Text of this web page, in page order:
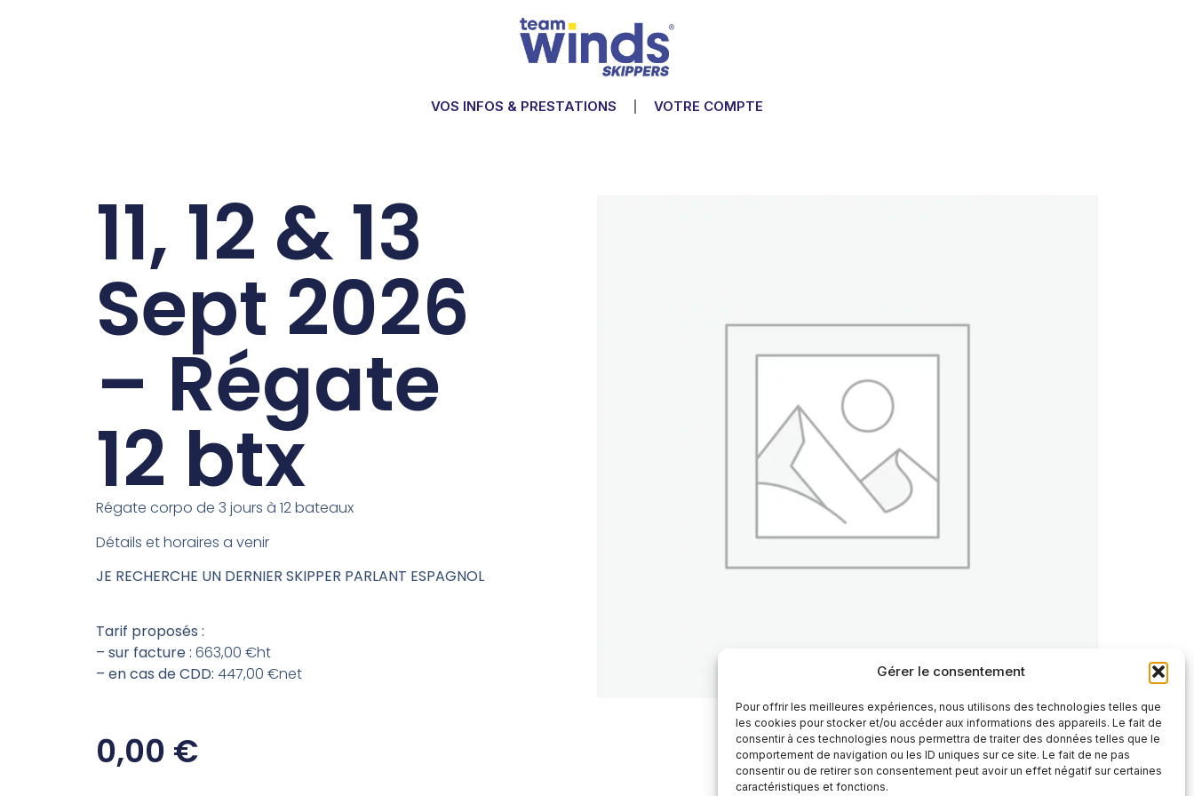
Gérer le consentement
Pour offrir les meilleures expériences, nous utilisons des technologies telles que
les cookies pour stocker et/ou accéder aux informations des appareils. Le fait de
consentir à ces technologies nous permettra de traiter des données telles que le
comportement de navigation ou les ID uniques sur ce site. Le fait de ne pas
consentir ou de retirer son consentement peut avoir un effet négatif sur certaines
caractéristiques et fonctions.
VOS INFOS & PRESTATIONS VOTRE COMPTE
11, 12 & 13
Sept 2026
– Régate
12 btx
Régate corpo de 3 jours à 12 bateaux
Détails et horaires a venir
JE RECHERCHE UN DERNIER SKIPPER PARLANT ESPAGNOL
Tarif proposés :
– sur facture : 663,00 €ht
– en cas de CDD: 447,00 €net
0,00 €